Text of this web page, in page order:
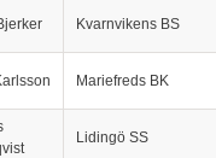
Kvarnvikens BS
Mariefreds BK
Lidingö SS